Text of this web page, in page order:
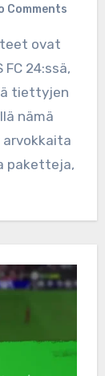
Comments
24:ssä,
tiettyjen
nämä
paketteja,